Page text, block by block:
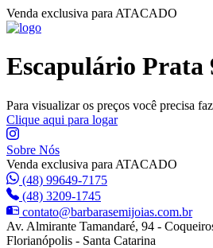
Venda exclusiva para ATACADO
Escapulário Prata
Para visualizar os preços você precisa
Clique aqui para logar
Sobre Nós
Venda exclusiva para ATACADO
(48) 99649-7175
(48) 3209-1745
contato@barbarasemijoias.com.br
Av. Almirante Tamandaré, 94 -
Florianópolis - Santa Catarina